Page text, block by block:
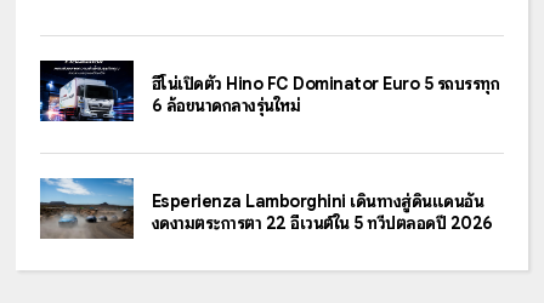
ฮีโน่เปิดตัว Hino FC Dominator Euro 5 รถบรรทุก
6 ล้อขนาดกลางรุ่นใหม่
Esperienza Lamborghini เดินทางสู่ดินแดนอัน
งดงามตระการตา 22 อีเวนต์ใน 5 ทวีปตลอดปี 2026